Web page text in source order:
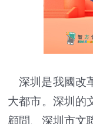
深圳是我國改
大都市。深圳的
顧問、深圳市文